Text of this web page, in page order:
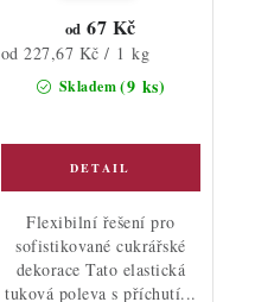
Skladem(9 ks)
od 67 Kč
Měrná
od 227,67 Kč / 1 kg
Flexibilní řešení pro
sofistikované cukrářské
dekorace Tato elastická
tuková poleva s příchutí...